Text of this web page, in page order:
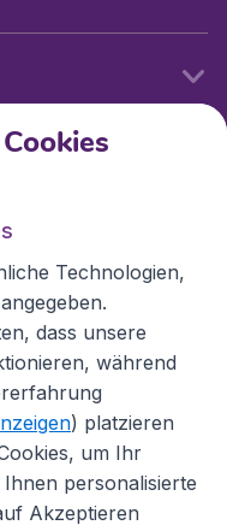
Technologien,
angegeben.
dass unsere
während
) platzieren
um Ihr
personalisierte
Akzeptieren